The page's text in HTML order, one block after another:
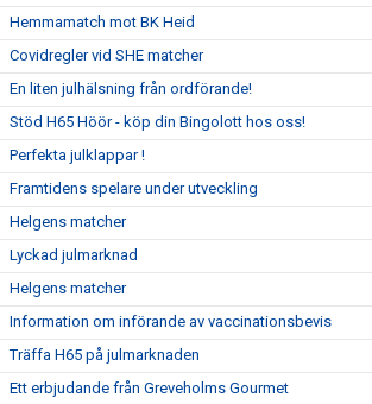
Hemmamatch mot BK Heid
Covidregler vid SHE matcher
En liten julhälsning från ordförande!
Stöd H65 Höör - köp din Bingolott hos oss!
Perfekta julklappar !
Framtidens spelare under utveckling
Helgens matcher
Lyckad julmarknad
Helgens matcher
Information om införande av vaccinationsbevis
Träffa H65 på julmarknaden
Ett erbjudande från Greveholms Gourmet